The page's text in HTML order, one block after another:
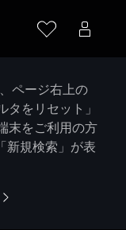
ページ右上の
タをリセット」
末をご利用の方
新規検索」が表